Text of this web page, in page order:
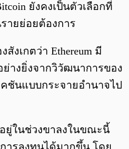
ยังคงเป็นตัวเลือกที่
ายย่อยต้องการ
งเกตว่า Ethereum มี
างยิ่งจากวิวัฒนาการของ
ชันแบบกระจายอำนาจไป
อยู่ในช่วงขาลงในขณะนี้